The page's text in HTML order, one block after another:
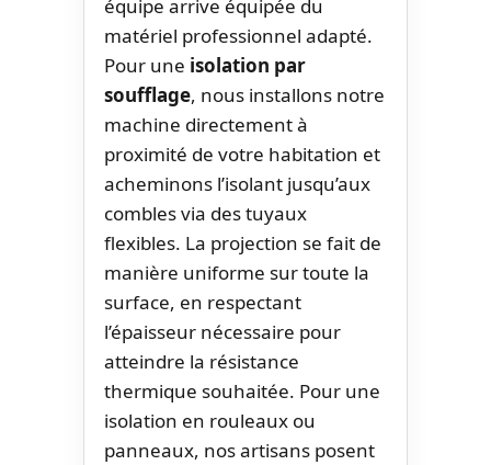
équipe arrive équipée du
matériel professionnel adapté.
Pour une isolation par
soufflage, nous installons notre
machine directement à
proximité de votre habitation et
acheminons l’isolant jusqu’aux
combles via des tuyaux
flexibles. La projection se fait de
manière uniforme sur toute la
surface, en respectant
l’épaisseur nécessaire pour
atteindre la résistance
thermique souhaitée. Pour une
isolation en rouleaux ou
panneaux, nos artisans posent